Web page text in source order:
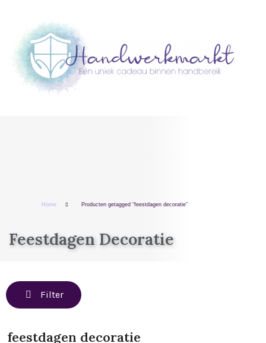
Home Producten getagged “feestdagen decoratie”
Feestdagen Decoratie
Filter
feestdagen decoratie